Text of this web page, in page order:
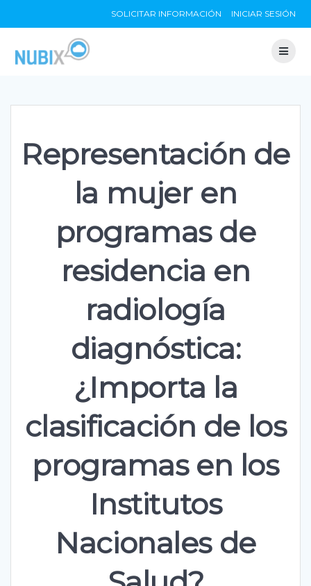
to
SOLICITAR INFORMACIÓN INICIAR SESIÓN
Representación de
la mujer en
programas de
residencia en
radiología
diagnóstica:
¿Importa la
clasificación de los
programas en los
Institutos
Nacionales de